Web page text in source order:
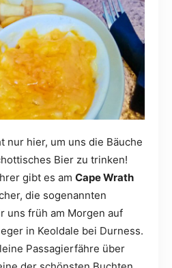
nur hier, um uns die Bäuche
Bier zu trinken!
gibt es am Cape Wrath
die sogenannten
uns früh am Morgen auf
in Keoldale bei Durness.
Passagierfähre über